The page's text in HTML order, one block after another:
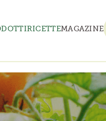
RICETTEMAGAZINE